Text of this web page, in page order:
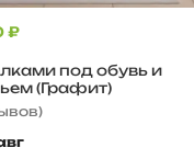
под обувь и
(Графит)
₽